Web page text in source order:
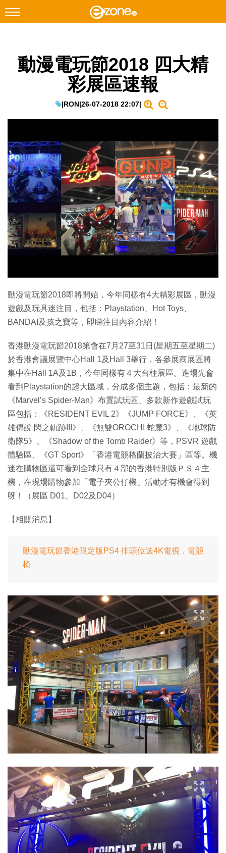
Facebook Instagram
遊戲動漫
教學評測
EduTech
IT Times
生成式AI與雲端應用
Enterprise Digital Transformation
特集
動漫電玩節2018 四大精
彩展區速報
|RON|26-07-2018 22:07|
動漫電玩節2018即將開始，今年同樣有4大精彩展區，動漫
遊戲及玩具迷注目，包括：Playstation、Hot Toys、
BANDAI及孩之寶等，即睇注目內容介紹！
香港動漫電玩節2018第會在7月27至31日(星期五至星期二)
於香港會議展覽中心Hall 1及Hall 3舉行，各參展商展區將
集中在Hall 1A及1B，今年同樣有４大台柱展區。進場先會
看到Playstation的超大區域，分成多個主題，包括：最新的
《Marvel’s Spider-Man》布置試玩區、多款新作遊戲試玩
區包括：《RESIDENT EVIL 2》《JUMP FORCE》、《英
雄傳說 閃之軌跡III》、《無雙OROCHI 蛇魔3》、《地球防
衛隊5》、《Shadow of the Tomb Raider》等，PSVR 遊戲
體驗區、《GT Sport》「香港電競格蘭披治大賽」區等。機
迷在購物區還可看到全球只有４部的香港特別版ＰＳ４主
機，在現場購物參加「電子夾公仔機」活動才有機會得到
呀！（展區 D01、D02及D04）
【相關消息】
動漫電玩節香港限定版PS4 排頭位送4K電視．電競
椅